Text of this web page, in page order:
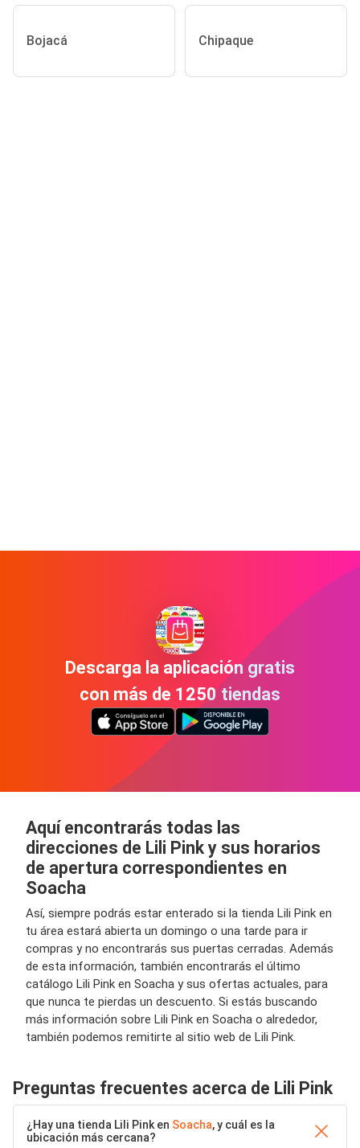
Bojacá Chipaque
Descarga la aplicación gratis
con más de 1250 tiendas
Aquí encontrarás todas las
direcciones de Lili Pink y sus horarios
de apertura correspondientes en
Soacha
Así, siempre podrás estar enterado si la tienda Lili Pink en
tu área estará abierta un domingo o una tarde para ir
compras y no encontrarás sus puertas cerradas. Además
de esta información, también encontrarás el último
catálogo Lili Pink en Soacha y sus ofertas actuales, para
que nunca te pierdas un descuento. Si estás buscando
más información sobre Lili Pink en Soacha o alrededor,
también podemos remitirte al sitio web de Lili Pink.
Preguntas frecuentes acerca de Lili Pink
¿Hay una tienda Lili Pink en Soacha, y cuál es la
ubicación más cercana?